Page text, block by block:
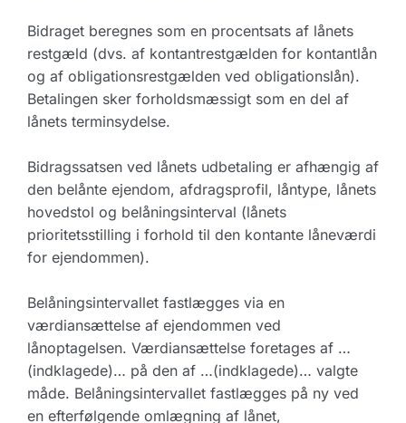
Bidraget beregnes som en procentsats af lånets
restgæld (dvs. af kontantrestgælden for kontantlån
og af obligationsrestgælden ved obligationslån).
Betalingen sker forholdsmæssigt som en del af
lånets terminsydelse.
Bidragssatsen ved lånets udbetaling er afhængig af
den belånte ejendom, afdragsprofil, låntype, lånets
hovedstol og belåningsinterval (lånets
prioritetsstilling i forhold til den kontante låneværdi
for ejendommen).
Belåningsintervallet fastlægges via en
værdiansættelse af ejendommen ved
lånoptagelsen. Værdiansættelse foretages af …
(indklagede)… på den af …(indklagede)… valgte
måde. Belåningsintervallet fastlægges på ny ved
en efterfølgende omlægning af lånet,